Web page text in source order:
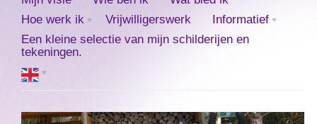
Hoe werk ik
Vrijwilligerswerk
Informatief
Een kleine selectie van mijn schilderijen en
tekeningen.